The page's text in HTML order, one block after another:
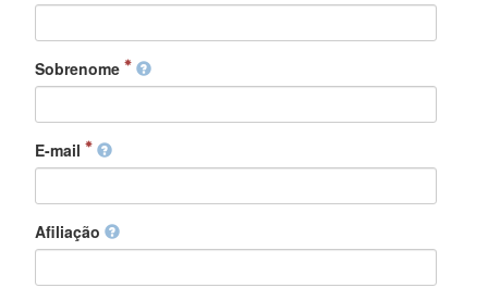
Sobrenome
E-mail
Afiliação